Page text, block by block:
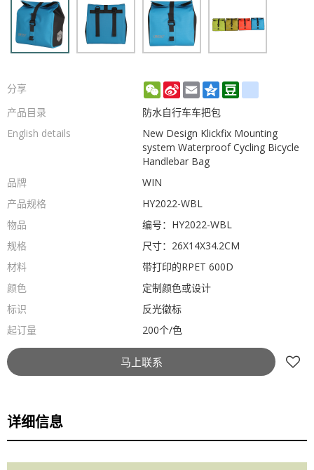
分享 WeChat
Sina
Weibo
EmailQzoneDoubanrenren
产品目录
防水自行车车把包
English details
New Design Klickfix Mounting
system Waterproof Cycling Bicycle
Handlebar Bag
品牌
WIN
产品规格
HY2022-WBL
物品
编号：HY2022-WBL
规格
尺寸：26X14X34.2CM
材料
带打印的RPET 600D
颜色
定制颜色或设计
标识
反光徽标
起订量
200个/色
马上联系
详细信息